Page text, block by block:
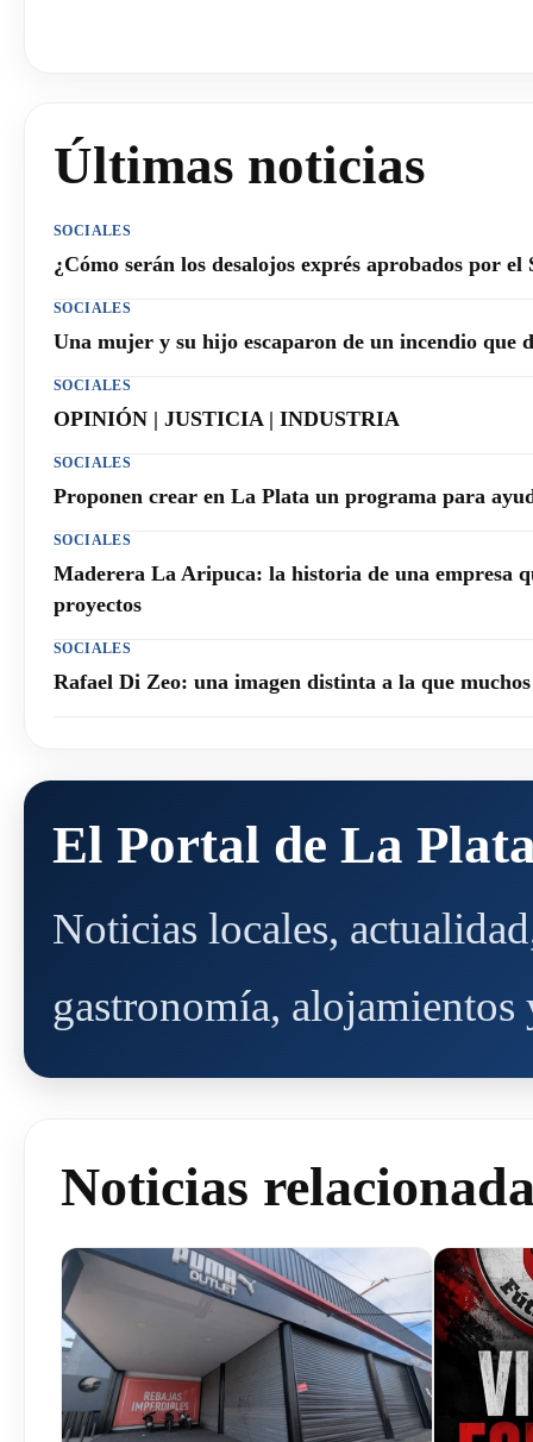
Últimas noticias
SOCIALES
¿Cómo serán los desalojos exprés aprobados por el
SOCIALES
Una mujer y su hijo escaparon de un incendio que
SOCIALES
OPINIÓN | JUSTICIA | INDUSTRIA
SOCIALES
Proponen crear en La Plata un programa para
SOCIALES
Maderera La Aripuca: la historia de una empresa
proyectos
SOCIALES
Rafael Di Zeo: una imagen distinta a la que
El Portal de La
Noticias locales,
gastronomía,
Noticias